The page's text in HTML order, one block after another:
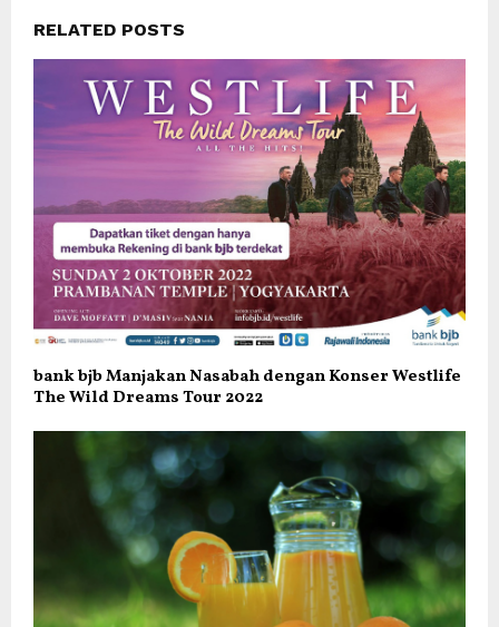
RELATED POSTS
bank bjb Manjakan Nasabah dengan Konser Westlife
The Wild Dreams Tour 2022